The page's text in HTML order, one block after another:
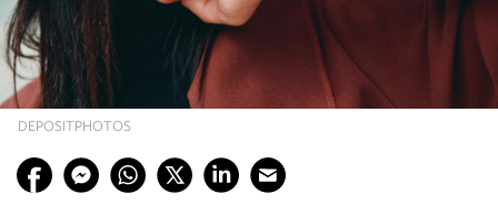
DEPOSITPHOTOS